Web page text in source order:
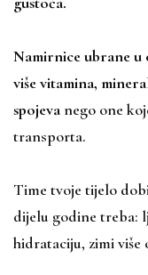
Namirnice ubrane
više vitamina,
spojevanego one
transporta.
Time tvoje tijelo
dijelu godine treba:
hidrataciju, zimi više